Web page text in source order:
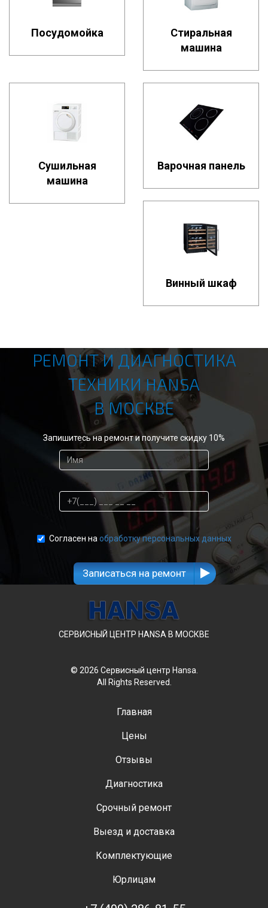
Посудомойка
Стиральная
машина
Сушильная
машина
Варочная панель
Винный шкаф
РЕМОНТ И ДИАГНОСТИКА
ТЕХНИКИ HANSA
В МОСКВЕ
Запишитесь на ремонт и получите скидку 10%
Согласен наобработку персональных данных
Записаться на ремонт
СЕРВИСНЫЙ ЦЕНТР HANSA В МОСКВЕ
© 2026 Сервисный центр Hansa.
All Rights Reserved.
Главная
Цены
Отзывы
Диагностика
Срочный ремонт
Выезд и доставка
Комплектующие
Юрлицам